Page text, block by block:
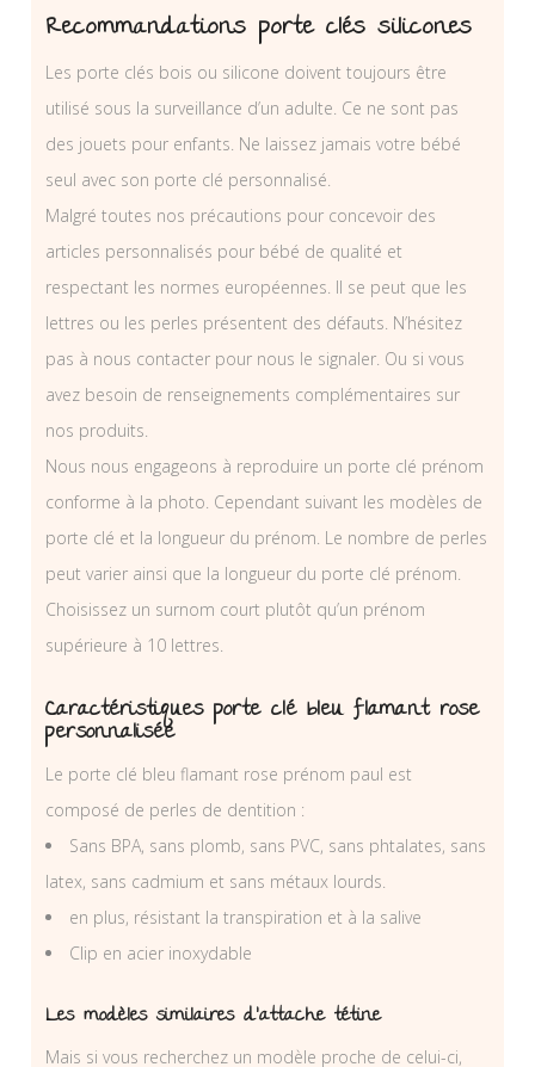
Recommandations porte clés silicones
Les porte clés bois ou silicone doivent toujours être
utilisé sous la surveillance d’un adulte. Ce ne sont pas
des jouets pour enfants. Ne laissez jamais votre bébé
seul avec son porte clé personnalisé.
Malgré toutes nos précautions pour concevoir des
articles personnalisés pour bébé de qualité et
respectant les normes européennes. Il se peut que les
lettres ou les perles présentent des défauts. N’hésitez
pas à nous contacter pour nous le signaler. Ou si vous
avez besoin de renseignements complémentaires sur
nos produits.
Nous nous engageons à reproduire un porte clé prénom
conforme à la photo. Cependant suivant les modèles de
porte clé et la longueur du prénom. Le nombre de perles
peut varier ainsi que la longueur du porte clé prénom.
Choisissez un surnom court plutôt qu’un prénom
supérieure à 10 lettres.
Caractéristiques porte clé bleu flamant rose
personnalisée
Le porte clé bleu flamant rose prénom paul est
composé de perles de dentition :
Sans BPA, sans plomb, sans PVC, sans phtalates, sans
latex, sans cadmium et sans métaux lourds.
en plus, résistant la transpiration et à la salive
Clip en acier inoxydable
Les modèles similaires d’attache tétine
Mais si vous recherchez un modèle proche de celui-ci,